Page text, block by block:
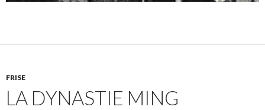
FRISE
LA DYNASTIE MING